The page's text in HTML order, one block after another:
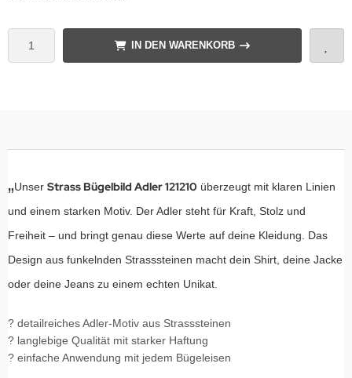
IN DEN WARENKORB
„Unser Strass Bügelbild Adler 121210 überzeugt mit klaren Linien
und einem starken Motiv. Der Adler steht für Kraft, Stolz und
Freiheit – und bringt genau diese Werte auf deine Kleidung. Das
Design aus funkelnden Strasssteinen macht dein Shirt, deine Jacke
oder deine Jeans zu einem echten Unikat.
? detailreiches Adler-Motiv aus Strasssteinen
? langlebige Qualität mit starker Haftung
? einfache Anwendung mit jedem Bügeleisen